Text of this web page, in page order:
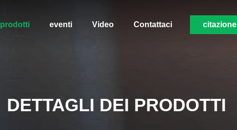
prodotti eventi Video Contattaci citazione
DETTAGLI DEI PRODOTTI